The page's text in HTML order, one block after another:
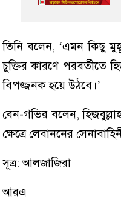
তিনি বলেন, ‘এমন কিছু
চুক্তির কারণে পরবর্তীতে
বিপজ্জনক হয়ে উঠবে।’
বেন-গভির বলেন,
ক্ষেত্রে লেবাননের
সূত্র: আলজাজিরা
আরএ